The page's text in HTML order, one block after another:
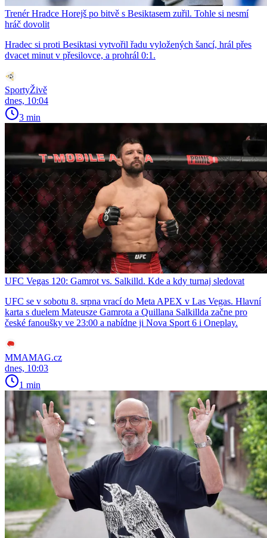
Trenér Hradce Horejš po bitvě s Besiktasem zuřil. Tohle si nesmí
hráč dovolit
Hradec si proti Besiktasi vytvořil řadu vyložených šancí, hrál přes
dvacet minut v přesilovce, a prohrál 0:1.
SportyŽivě
dnes, 10:04
3 min
UFC Vegas 120: Gamrot vs. Salkilld. Kde a kdy turnaj sledovat
UFC se v sobotu 8. srpna vrací do Meta APEX v Las Vegas. Hlavní
karta s duelem Mateusze Gamrota a Quillana Salkillda začne pro
české fanoušky ve 23:00 a nabídne ji Nova Sport 6 i Oneplay.
MMAMAG.cz
dnes, 10:03
1 min